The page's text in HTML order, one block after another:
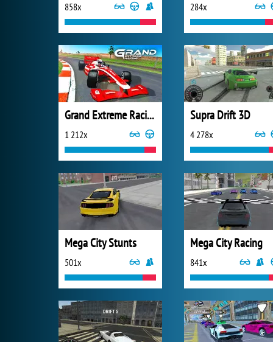
858x 284x
Grand Extreme Racing
1 212x
Supra Drift 3D
4 278x
Mega City Stunts
501x
Mega City Racing
841x